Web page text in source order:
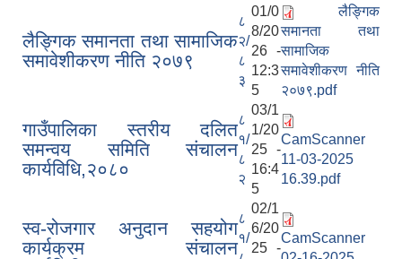
लैङ्गिक समानता तथा सामाजिक
समावेशीकरण नीति २०७९
८
२/
८
३
01/0
8/20
26 -
12:3
5
लैङ्गिक
समानता तथा
सामाजिक
समावेशीकरण नीति
२०७९.pdf
गाउँपालिका स्तरीय दलित
समन्वय समिति संचालन
कार्यविधि,२०८०
८
१/
८
२
03/1
1/20
25 -
16:4
5
CamScanner
11-03-2025
16.39.pdf
स्व-रोजगार अनुदान सहयोग
कार्यक्रम संचालन
८
१/
02/1
6/20
25 -
CamScanner